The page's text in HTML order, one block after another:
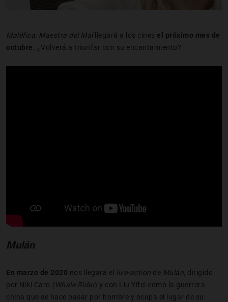
Maléfica: Maestra del Mal llegará a los cines el
próximo mes de
octubre. ¿Volverá a triunfar con su encantamiento?
Mulán
En marzo de 2020 nos llegará el live-action de Mulán , dirigido
por Niki Caro (Whale Rider) y con Liu Yifei como la guerrera
china que se hace pasar por hombre y ocupa el lugar de su